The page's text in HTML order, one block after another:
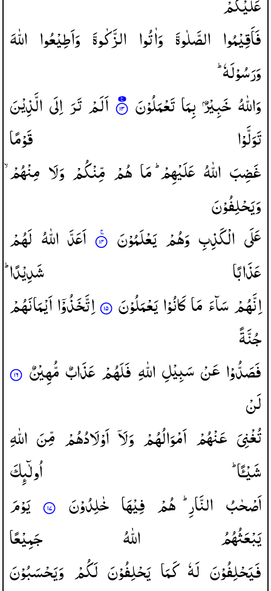
فَاَقِیْمُوا الصَّلٰوةَ وَاٰتُوا الزَّكٰوةَ وَاَطِیْعُوا اللّٰهَ
وَرَسُوْلَهٗ ؕ
وَاللّٰهُ خَبِیْرٌبِمَاتَعْمَلُوْنَ اَلَمْتَرَاِلَی الَّذِیْنَ
تَوَلَّوْا
قَوْمًا
غَضِبَ اللّٰهُ عَلَیْهِمْ ؕ مَا هُمْ مِّنْكُمْ وَلَا مِنْهُمْ ۙ
وَیَحْلِفُوْنَ
عَلَی الْكَذِبِ وَهُمْ یَعْلَمُوْنَ اَعَدَّ اللّٰهُ لَهُمْ
عَذَابًا
شَدِیْدًا ؕ
اِنَّهُمْسَآءَمَاكَانُوْایَعْمَلُوْنَ اِتَّخَذُوْۤااَیْمَانَهُمْ
جُنَّةً
فَصَدُّوْاعَنْسَبِیْلِاللّٰهِ فَلَهُمْعَذَابٌمُّهِیْنٌ
لَنْ
تُغْنِیَ عَنْهُمْ اَمْوَالُهُمْ وَلَاۤ اَوْلَادُهُمْ مِّنَ اللّٰهِ
شَیْـًٔا ؕ
اُولٰٓىِٕكَ
اَصْحٰبُ النَّارِ ؕ هُمْ فِیْهَا خٰلِدُوْنَ
یَوْمَ
یَبْعَثُهُمُ
اللّٰهُ
جَمِیْعًا
فَیَحْلِفُوْنَ لَهٗ كَمَا یَحْلِفُوْنَ لَكُمْ وَیَحْسَبُوْنَ